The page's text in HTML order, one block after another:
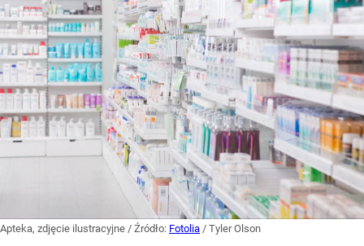
Apteka, zdjęcie ilustracyjne / Źródło: Fotolia / Tyler Olson